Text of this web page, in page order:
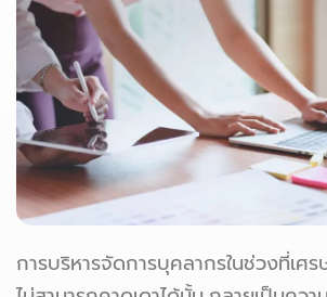
การบริหารจัดการบุคลากรในช่วงที่เศ